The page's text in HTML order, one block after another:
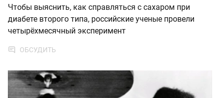
Чтобы выяснить, как справляться с сахаром при
диабете второго типа, российские ученые провели
четырёхмесячный эксперимент
ОБСУДИТЬ